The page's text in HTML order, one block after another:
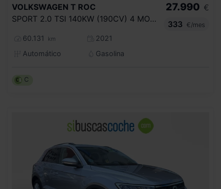
VOLKSWAGEN T ROC
SPORT 2.0 TSI 140KW (190CV) 4 MOTION DSG
60.131 km
2021
Automático
Gasolina
27.990 €
333
€/mes
C